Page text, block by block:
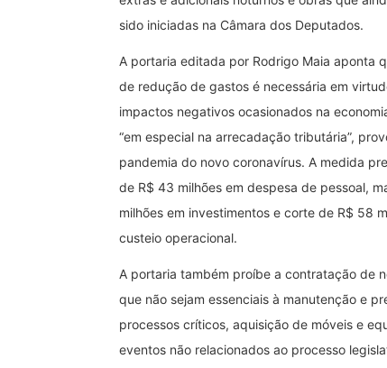
sido iniciadas na Câmara dos Deputados.
A portaria editada por Rodrigo Maia aponta
de redução de gastos é necessária em
impactos negativos ocasionados na
“em especial na arrecadação tributária”,
pandemia do novo coronavírus. A medida
de R$ 43 milhões em despesa de pessoal,
milhões em investimentos e corte de R$ 58
custeio operacional.
A portaria também proíbe a contratação de
que não sejam essenciais à manutenção e
processos críticos, aquisição de móveis e
eventos não relacionados ao processo